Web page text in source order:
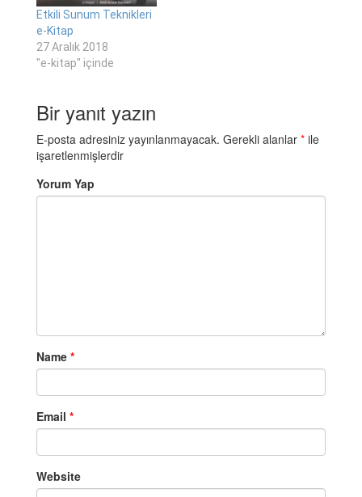
Etkili Sunum Teknikleri
e-Kitap
27 Aralık 2018
"e-kitap" içinde
Bir yanıt yazın
E-posta adresiniz yayınlanmayacak. Gerekli alanlar * ile
işaretlenmişlerdir
Yorum Yap
Name *
Email *
Website